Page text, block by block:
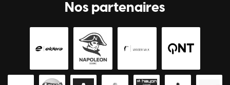
Nos partenaires